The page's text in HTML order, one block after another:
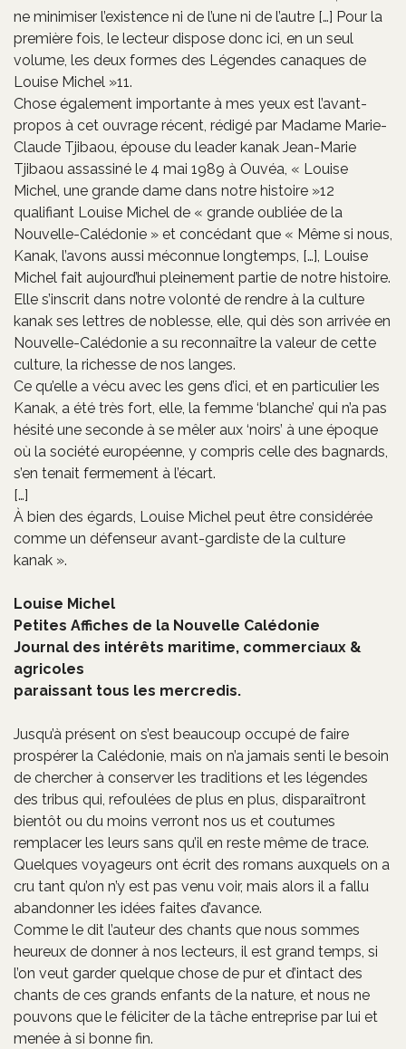
ne minimiser l’existence ni de l’une ni de l’autre […] Pour la
première fois, le lecteur dispose donc ici, en un seul
volume, les deux formes des Légendes canaques de
Louise Michel »11.
Chose également importante à mes yeux est l’avant-
propos à cet ouvrage récent, rédigé par Madame Marie-
Claude Tjibaou, épouse du leader kanak Jean-Marie
Tjibaou assassiné le 4 mai 1989 à Ouvéa, « Louise
Michel, une grande dame dans notre histoire »12
qualifiant Louise Michel de « grande oubliée de la
Nouvelle-Calédonie » et concédant que « Même si nous,
Kanak, l’avons aussi méconnue longtemps, […], Louise
Michel fait aujourd’hui pleinement partie de notre histoire.
Elle s’inscrit dans notre volonté de rendre à la culture
kanak ses lettres de noblesse, elle, qui dès son arrivée en
Nouvelle-Calédonie a su reconnaître la valeur de cette
culture, la richesse de nos langes.
Ce qu’elle a vécu avec les gens d’ici, et en particulier les
Kanak, a été très fort, elle, la femme ‘blanche’ qui n’a pas
hésité une seconde à se mêler aux ‘noirs’ à une époque
où la société européenne, y compris celle des bagnards,
s’en tenait fermement à l’écart.
[…]
À bien des égards, Louise Michel peut être considérée
comme un défenseur avant-gardiste de la culture
kanak ».
Louise Michel
Petites Affiches de la Nouvelle Calédonie
Journal des intérêts maritime, commerciaux &
agricoles
paraissant tous les mercredis.
Jusqu’à présent on s’est beaucoup occupé de faire
prospérer la Calédonie, mais on n’a jamais senti le besoin
de chercher à conserver les traditions et les légendes
des tribus qui, refoulées de plus en plus, disparaîtront
bientôt ou du moins verront nos us et coutumes
remplacer les leurs sans qu’il en reste même de trace.
Quelques voyageurs ont écrit des romans auxquels on a
cru tant qu’on n’y est pas venu voir, mais alors il a fallu
abandonner les idées faites d’avance.
Comme le dit l’auteur des chants que nous sommes
heureux de donner à nos lecteurs, il est grand temps, si
l’on veut garder quelque chose de pur et d’intact des
chants de ces grands enfants de la nature, et nous ne
pouvons que le féliciter de la tâche entreprise par lui et
menée à si bonne fin.